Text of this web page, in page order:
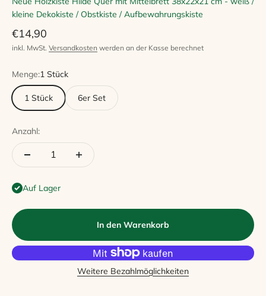
kleine Dekokiste / Obstkiste / Aufbewahrungskiste
Angebot
€14,90
inkl. MwSt. Versandkosten werden an der Kasse berechnet
Menge:1 Stück
1 Stück 6er Set
Anzahl:
Auf Lager
In den Warenkorb
Weitere Bezahlmöglichkeiten